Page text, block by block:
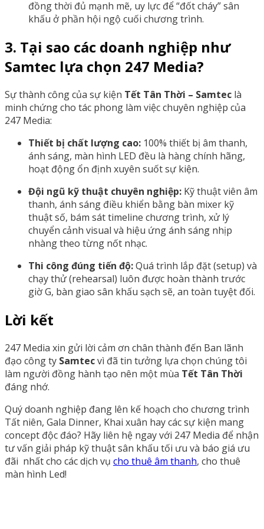
đồng thời đủ mạnh mẽ, uy lực để “đốt cháy” sân
khấu ở phần hội ngộ cuối chương trình.
3. Tại sao các doanh nghiệp như
Samtec lựa chọn 247 Media?
Sự thành công của sự kiện Tết Tân Thời – Samtec là
minh chứng cho tác phong làm việc chuyên nghiệp của
247 Media:
Thiết bị chất lượng cao: 100% thiết bị âm thanh,
ánh sáng, màn hình LED đều là hàng chính hãng,
hoạt động ổn định xuyên suốt sự kiện.
Đội ngũ kỹ thuật chuyên nghiệp: Kỹ thuật viên âm
thanh, ánh sáng điều khiển bằng bàn mixer kỹ
thuật số, bám sát timeline chương trình, xử lý
chuyển cảnh visual và hiệu ứng ánh sáng nhịp
nhàng theo từng nốt nhạc.
Thi công đúng tiến độ:Quá trình lắp đặt (setup) và
chạy thử (rehearsal) luôn được hoàn thành trước
giờ G, bàn giao sân khấu sạch sẽ, an toàn tuyệt đối.
Lời kết
247 Media xin gửi lời cảm ơn chân thành đến Ban lãnh
đạo công ty Samtecvì đã tin tưởng lựa chọn chúng tôi
làm người đồng hành tạo nên một mùa Tết Tân Thời
đáng nhớ.
Quý doanh nghiệp đang lên kế hoạch cho chương trình
Tất niên, Gala Dinner, Khai xuân hay các sự kiện mang
concept độc đáo? Hãy liên hệ ngay với 247 Media để nhận
tư vấn giải pháp kỹ thuật sân khấu tối ưu và báo giá ưu
đãi nhất cho các dịch vụ cho thuê âm thanh, cho thuê
màn hình Led!